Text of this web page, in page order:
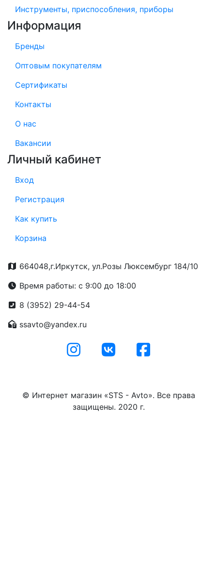
Инструменты, приспособления, приборы
Информация
Бренды
Оптовым покупателям
Сертификаты
Контакты
О нас
Вакансии
Личный кабинет
Вход
Регистрация
Как купить
Корзина
664048,г.Иркутск, ул.Розы Люксембург 184/10
Время работы: с 9:00 до 18:00
8 (3952) 29-44-54
ssavto@yandex.ru
© Интернет магазин «STS - Avto». Все права
защищены. 2020 г.